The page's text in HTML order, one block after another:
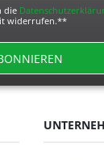
die
widerrufen.**